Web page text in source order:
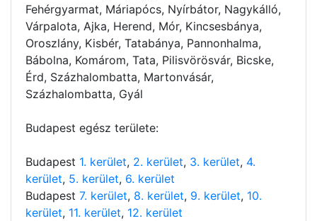
Fehérgyarmat, Máriapócs, Nyírbátor, Nagykálló,
Várpalota, Ajka, Herend, Mór, Kincsesbánya,
Oroszlány, Kisbér, Tatabánya, Pannonhalma,
Bábolna, Komárom, Tata, Pilisvörösvár, Bicske,
Érd, Százhalombatta, Martonvásár,
Százhalombatta, Gyál
Budapest egész területe:
Budapest 1. kerület, 2. kerület, 3. kerület, 4.
kerület, 5. kerület, 6. kerület
Budapest 7. kerület, 8. kerület, 9. kerület, 10.
kerület, 11. kerület, 12. kerület